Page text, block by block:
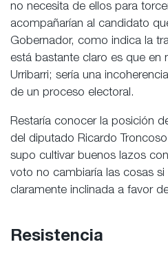
no necesita de ellos para
acompañarían al candidato
Gobernador, como indica la
está bastante claro es que en
Urribarri; sería una
de un proceso electoral.
Restaría conocer la posición
del diputado Ricardo
supo cultivar buenos lazos
voto no cambiaría las cosas si
claramente inclinada a favor
Resistencia